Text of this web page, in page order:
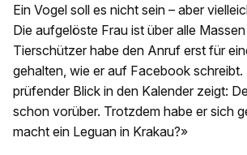
Ein Vogel soll es nicht sein – aber
Die aufgelöste Frau ist über alle
Tierschützer habe den Anruf erst für
gehalten, wie er auf Facebook schreibt.
prüfender Blick in den Kalender zeigt:
schon vorüber. Trotzdem habe er sich
macht ein Leguan in Krakau?»